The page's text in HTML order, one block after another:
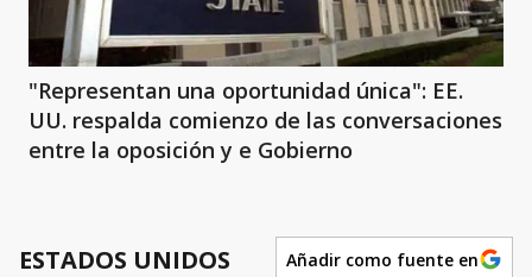
"Representan una oportunidad única": EE.
UU. respalda comienzo de las conversaciones
entre la oposición y e Gobierno
ESTADOS UNIDOS Añadir como fuente en